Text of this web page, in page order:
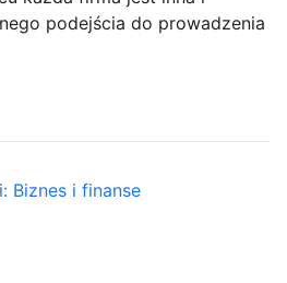
podejścia do prowadzenia
Biznes i finanse